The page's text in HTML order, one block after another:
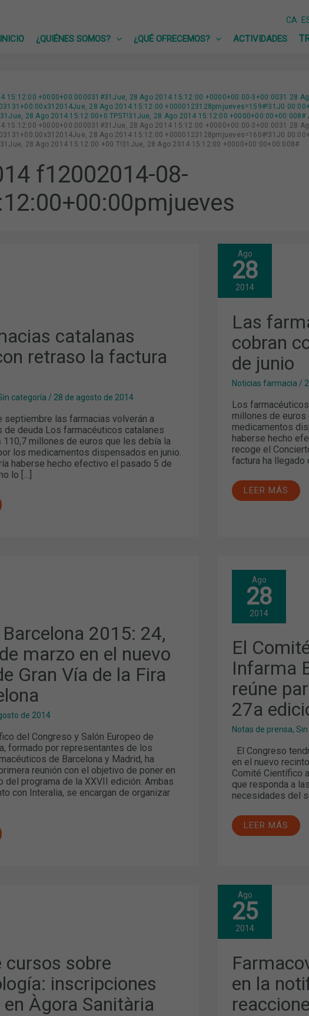
CA
INICIO
¿QUIÉNES SOMOS? ¿QUÉ OFRECEMOS? ACTIVIDADES
15:12:00 +0000+00:000031#31Jue, 28 Ago 2014 15:12:00 +0000+00:00-3+00:0031 28
28 Ago 2014 15:12:00 +0000123128pmjueves=159#!31J0
28 Ago 2014 15:12:00+0 TP5T!31Jue, 28 Ago 2014 15:12:00 +0000+00:00+00:008#
15:12:00 +0000+00:000031#31Jue, 28 Ago 2014 15:12:00 +0000+00:00-3+00:0031 28
28 Ago 2014 15:12:00 +0000123128pmjueves=160#!31J0
28 Ago 2014 15:12:00 +00 T!31Jue, 28 Ago 2014 15:12:00 +0000+00:00+00:008#
f12002014-08-
catalanas
retraso la factura
categoría / 28 de agosto de 2014
septiembre las farmacias volverán a
de deuda Los farmacéuticos catalanes
110,7 millones de euros que les debía la
los medicamentos dispensados en junio.
haberse hecho efectivo el pasado 5 de
lo […]
Ago
28
2014
Las
cobran
de junio
Noticias farmacia /
Los
millones de
medicamentos
haberse hecho
recoge el
factura ha llegado
LAS
FARMACIAS
CATALANAS
COBRAN
CON
FACTURA
DE
JUNIO
LEER MÁS
2015: 24,
marzo en el nuevo
Gran Vía de la Fira
de 2014
del Congreso y Salón Europeo de
formado por representantes de los
de Barcelona y Madrid, ha
reunión con el objetivo de poner en
del programa de la XXVII edición. Ambas
con Interalia, se encargan de organizar
Ago
28
2014
El
Infarma
reúne
27a
Notas de prensa,
El Congreso
en el nuevo
Comité Científico
que responda a
necesidades del
EL
COMITÉ
CIENTÍFICO
DE
INFARMA
BARCELONA
2015
REÚNE
PARA
PONER
EN
MARCHA
LA
27A
EDICIÓN
LEER MÁS
cursos sobre
inscripciones
Àgora Sanitària
Ago
25
2014
en la
COLABORAR
EN
LA
NOTIFICACIÓN
ADVERSAS